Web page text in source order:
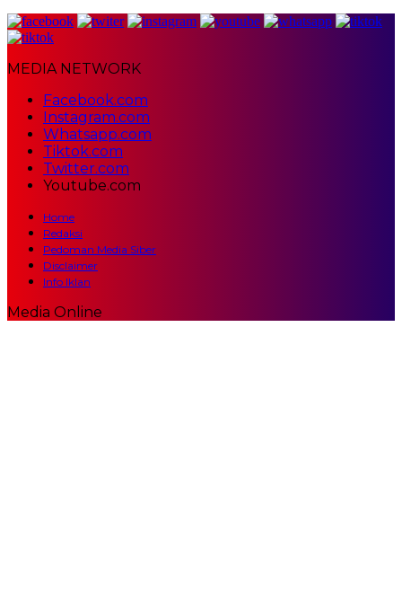
MEDIA NETWORK
Facebook.com
Instagram.com
Whatsapp.com
Tiktok.com
Twitter.com
Youtube.com
Home
Redaksi
Pedoman Media Siber
Disclaimer
Info Iklan
Media Online